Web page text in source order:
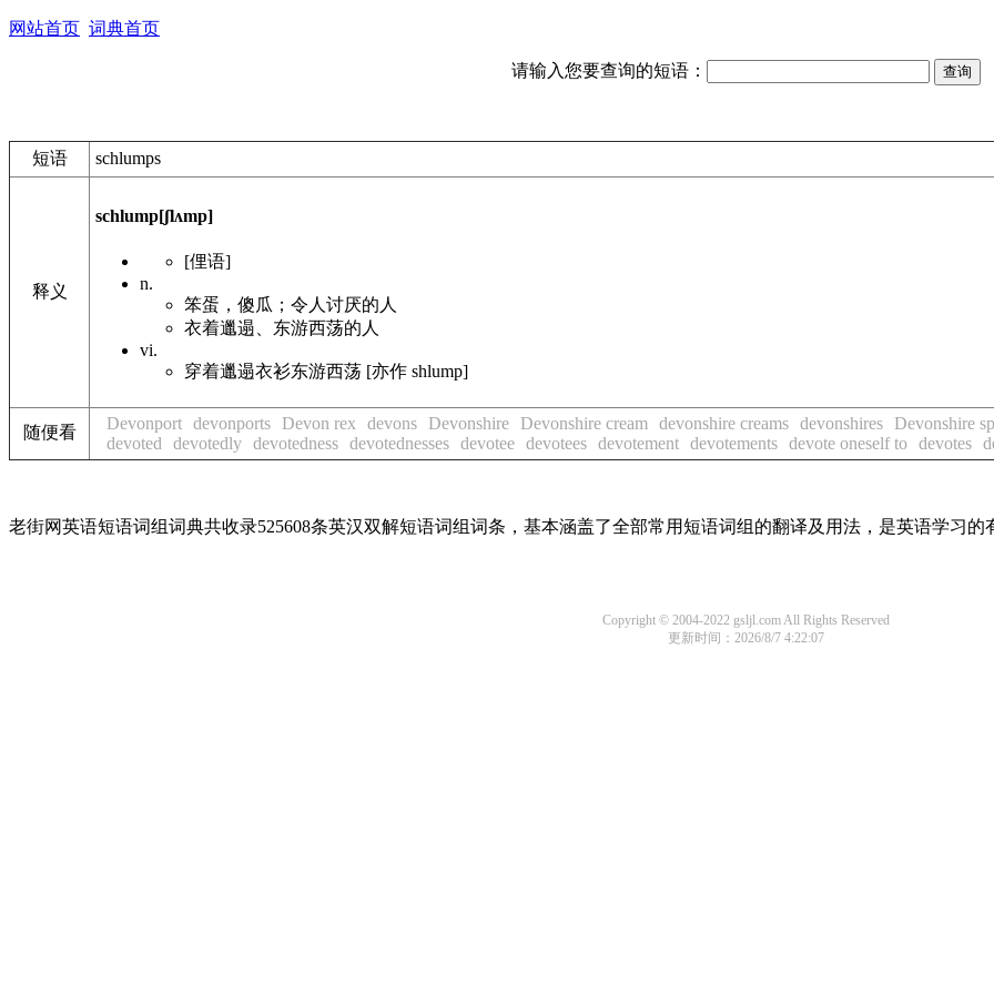
网站首页 词典首页
请输入您要查询的短语：
短语 schlumps
释义
schlump[ʃlʌmp]
[俚语]
n.
笨蛋，傻瓜；令人讨厌的人
衣着邋遢、东游西荡的人
vi.
穿着邋遢衣衫东游西荡 [亦作 shlump]
随便看 Devonport devonports Devon rex devons Devonshire Devonshire cream devonshire creams devonshires Devonshire
devoted
devotedly devotedness devotednesses devotee devotees devotement devotements devote oneself to devotes
老街网英语短语词组词典共收录525608条英汉双解短语词组词条，基本涵盖了全部常用短语词组的翻译及用法，是英语学习的
Copyright © 2004-2022 gsljl.com All Rights Reserved
更新时间：2026/8/7 4:22:07